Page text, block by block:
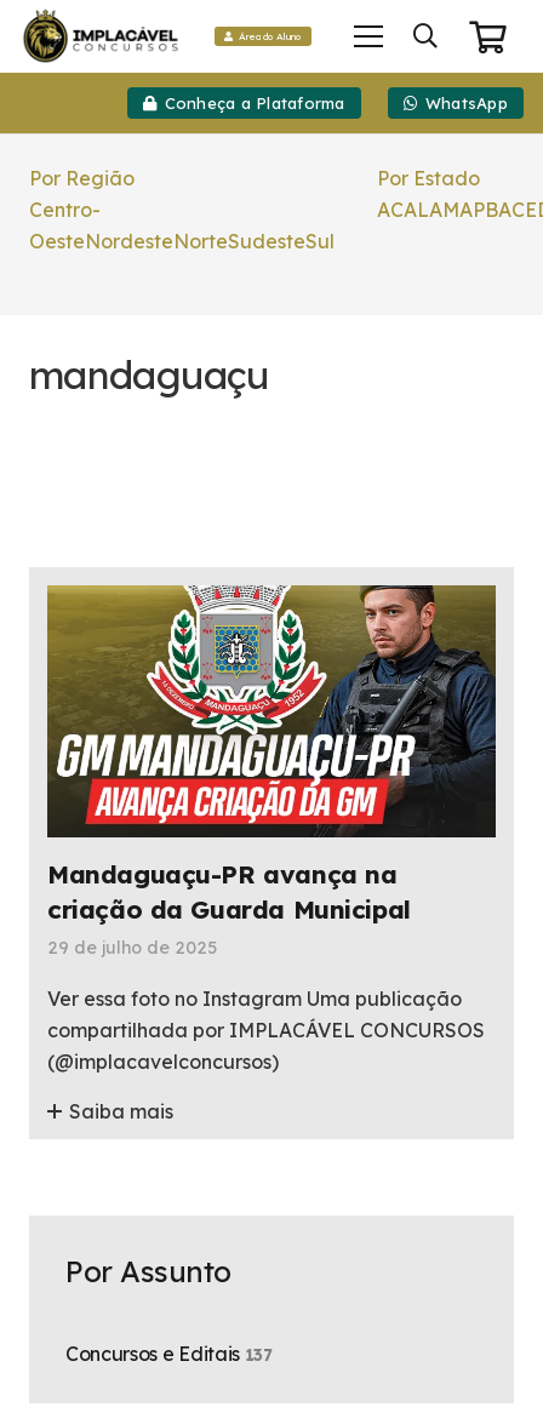
Área do Aluno
Conheça a Plataforma WhatsApp
Por Região
Centro-
OesteNordesteNorteSudesteSul
Por Estado
ACALAMAPBACE
mandaguaçu
Mandaguaçu-PR avança na
criação da Guarda Municipal
29 de julho de 2025
Ver essa foto no Instagram Uma publicação
compartilhada por IMPLACÁVEL CONCURSOS
(@implacavelconcursos)
Saiba mais
Por Assunto
Concursos e Editais 137